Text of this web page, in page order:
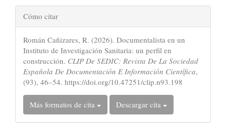
Detalles
del
artículo
Cómo citar
Román Cañizares, R. (2026). Documentalista en un
Instituto de Investigación Sanitaria: un perfil en
construcción. CLIP De SEDIC: Revista De La Sociedad
Española De Documentación E Información Científica,
(93), 46–54. https://doi.org/10.47251/clip.n93.198
Más formatos de cita Descargar cita